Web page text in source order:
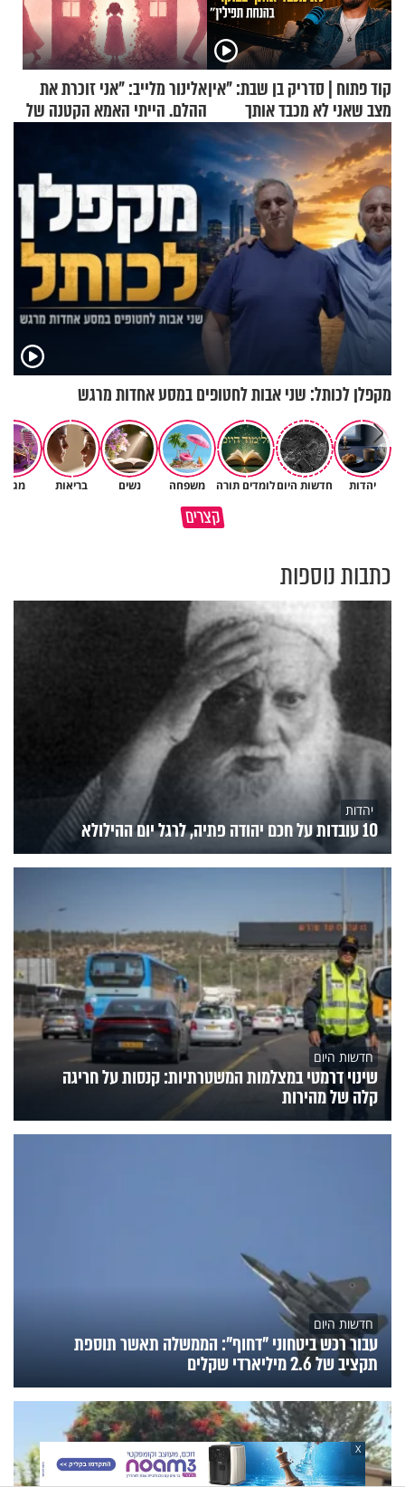
קוד פתוח | סדריק בן שבת: "אין
מצב שאני לא מכבד אותך
בבוקר בהנחת תפילין"
אלינור מלייב: "אני זוכרת את
ההלם. הייתי האמא הקטנה של
הבית"
מקפלן לכותל: שני אבות לחטופים במסע אחדות מרגש
יהדות חדשות היוםלומדים תורה משפחה נשים בריאות מגזין
קצרים
אין צורך להיות גדול כדי לשנות את
כתבות נוספות
יהדות
10 עובדות על חכם יהודה פתיה, לרגל יום ההילולא
חדשות היום
שינוי דרמטי במצלמות המשטרתיות: קנסות על חריגה
קלה של מהירות
חדשות היום
עבור רכש ביטחוני "דחוף": הממשלה תאשר תוספת
תקציב של 2.6 מיליארדי שקלים
X